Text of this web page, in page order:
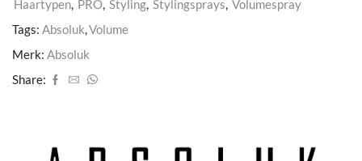
Haartypen, PRO, Styling, Stylingsprays, Volumespray
Tags: Absoluk,Volume
Merk: Absoluk
Share: